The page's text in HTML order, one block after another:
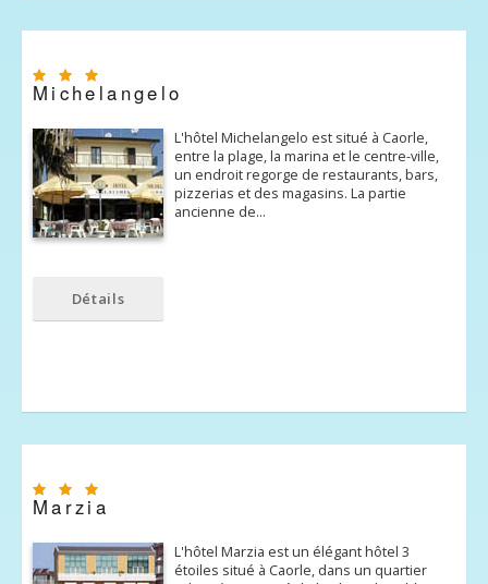
Michelangelo
L'hôtel Michelangelo est situé à Caorle,
entre la plage, la marina et le centre-ville,
un endroit regorge de restaurants, bars,
pizzerias et des magasins. La partie
ancienne de…
Détails
Marzia
L'hôtel Marzia est un élégant hôtel 3
étoiles situé à Caorle, dans un quartier